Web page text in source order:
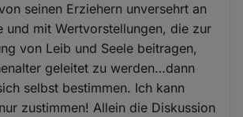
seinen Erziehern unversehrt an
und mit Wertvorstellungen, die zur
von Leib und Seele beitragen,
geleitet zu werden…dann
selbst bestimmen. Ich kann
zustimmen! Allein die Diskussion